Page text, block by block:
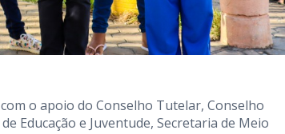
o apoio do Conselho Tutelar, Conselho
Educação e Juventude, Secretaria de Meio